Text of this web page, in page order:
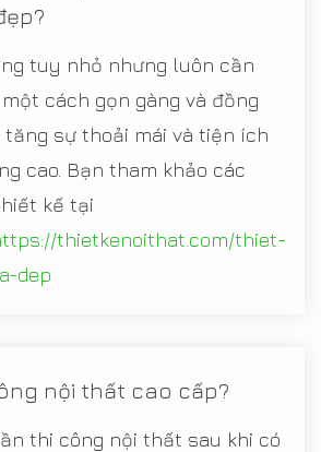
tuy nhỏ nhưng luôn cần
cách gọn gàng và đồng
tăng sự thoải mái và tiện ích
cao. Bạn tham khảo các
kế tại
thietkenoithat.com/thiet-
dep
nội thất cao cấp?
thi công nội thất sau khi có